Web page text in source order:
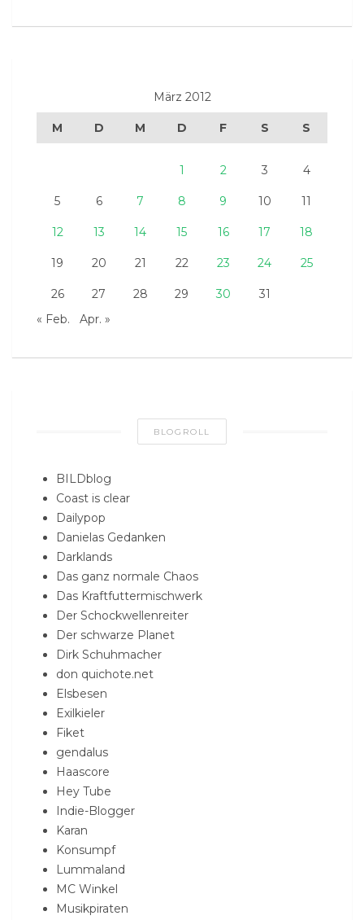
März 2012
M D M D F S S
1 2 3 4
5 6 7 8 9 10 11
12 13 14 15 16 17 18
19 20 21 22 23 24 25
26 27 28 29 30
31
« Feb.
Apr. »
BLOGROLL
BILDblog
Coast is clear
Dailypop
Danielas Gedanken
Darklands
Das ganz normale Chaos
Das Kraftfuttermischwerk
Der Schockwellenreiter
Der schwarze Planet
Dirk Schuhmacher
don quichote.net
Elsbesen
Exilkieler
Fiket
gendalus
Haascore
Hey Tube
Indie-Blogger
Karan
Konsumpf
Lummaland
MC Winkel
Musikpiraten